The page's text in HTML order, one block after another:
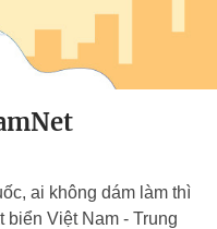
ai không dám làm thì
biển Việt Nam - Trung